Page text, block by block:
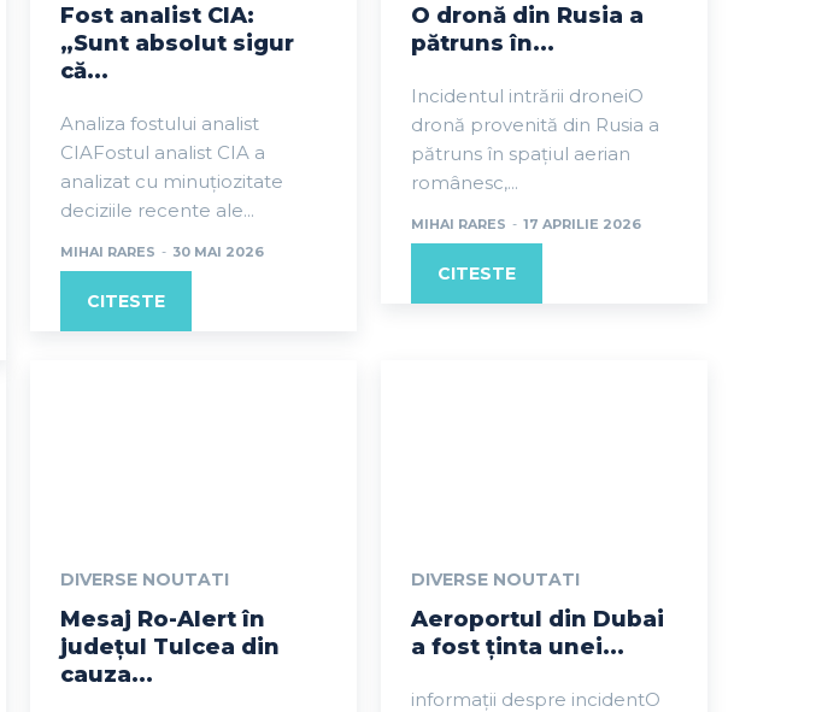
Fost analist CIA:
„Sunt absolut sigur
că...
Analiza fostului analist
CIAFostul analist CIA a
analizat cu minuțiozitate
deciziile recente ale...
MIHAI RARES - 30 MAI 2026
CITESTE
O dronă din Rusia a
pătruns în...
Incidentul intrării droneiO
dronă provenită din Rusia a
pătruns în spațiul aerian
românesc,...
MIHAI RARES - 17 APRILIE 2026
CITESTE
DIVERSE NOUTATI
Mesaj Ro-Alert în
județul Tulcea din
cauza...
DIVERSE NOUTATI
Aeroportul din Dubai
a fost ținta unei...
informații despre incidentO